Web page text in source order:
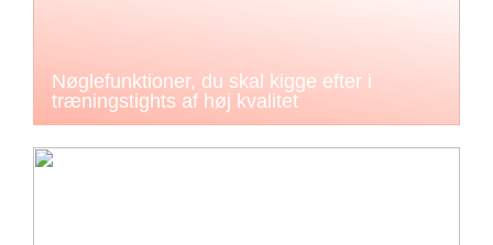
Nøglefunktioner, du skal kigge efter i
træningstights af høj kvalitet